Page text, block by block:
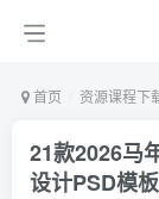
首页 资源课程下
21款2026马
设计PSD模板